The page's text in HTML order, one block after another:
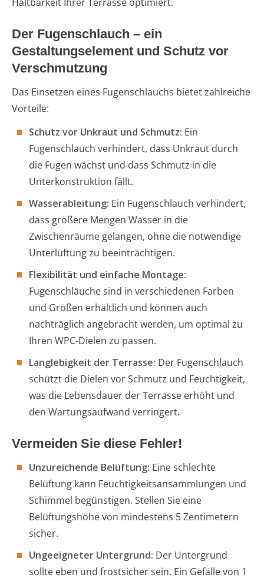
Der Fugenschlauch – ein
Gestaltungselement und Schutz vor
Verschmutzung
Das Einsetzen eines Fugenschlauchs bietet zahlreiche
Vorteile:
Schutz vor Unkraut und Schmutz: Ein
Fugenschlauch verhindert, dass Unkraut durch
die Fugen wächst und dass Schmutz in die
Unterkonstruktion fällt.
Wasserableitung: Ein Fugenschlauch verhindert,
dass größere Mengen Wasser in die
Zwischenräume gelangen, ohne die notwendige
Unterlüftung zu beeinträchtigen.
Flexibilität und einfache Montage:
Fugenschläuche sind in verschiedenen Farben
und Größen erhältlich und können auch
nachträglich angebracht werden, um optimal zu
Ihren WPC-Dielen zu passen.
Langlebigkeit der Terrasse: Der Fugenschlauch
schützt die Dielen vor Schmutz und Feuchtigkeit,
was die Lebensdauer der Terrasse erhöht und
den Wartungsaufwand verringert.
Vermeiden Sie diese Fehler!
Unzureichende Belüftung: Eine schlechte
Belüftung kann Feuchtigkeitsansammlungen und
Schimmel begünstigen. Stellen Sie eine
Belüftungshöhe von mindestens 5 Zentimetern
sicher.
Ungeeigneter Untergrund: Der Untergrund
sollte eben und frostsicher sein. Ein Gefälle von 1